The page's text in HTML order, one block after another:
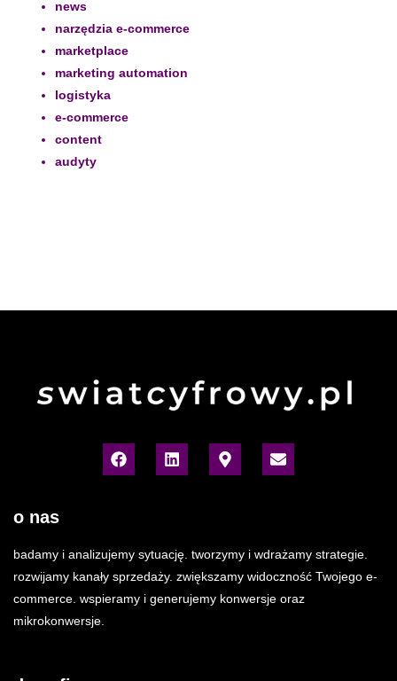
news
narzędzia e-commerce
marketplace
marketing automation
logistyka
e-commerce
content
audyty
o nas
badamy i analizujemy sytuację. tworzymy i wdrażamy strategie.
rozwijamy kanały sprzedaży. zwiększamy widoczność Twojego e-
commerce. wspieramy i generujemy konwersje oraz
mikrokonwersje.